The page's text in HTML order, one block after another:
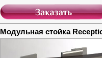
Модульная стойка